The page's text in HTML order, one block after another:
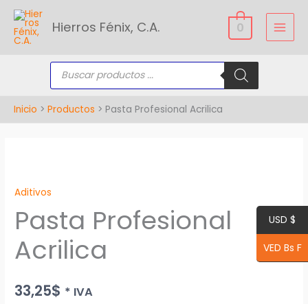
contenido
Hierros Fénix, C.A. 0
Búsqueda
productos
Inicio Productos Pasta Profesional Acrilica
Aditivos
Pasta Profesional
Acrilica
33,25$ * IVA
Acrilica
cantidad
USD $
VED Bs F